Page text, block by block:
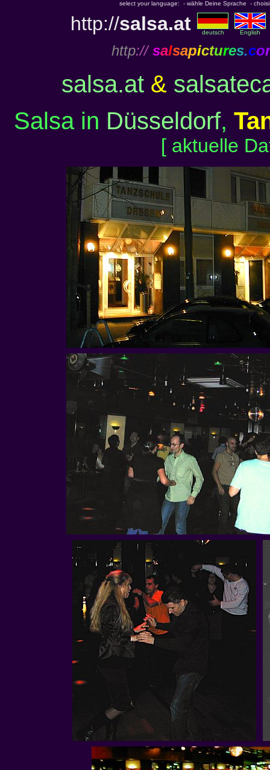
select your language: - wähle Deine Sprache -
http://salsa.at deutsch English
http:// salsapictures.co
salsa.at&
Salsa in Düsseldorf,
[ aktuelle